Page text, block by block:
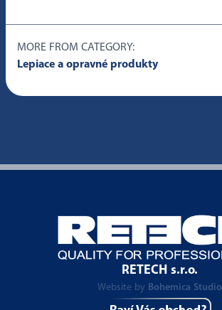
MORE FROM CATEGORY:
Lepiace a opravné produkty
RETECH s.r.o.
Website by Bohemica Studio